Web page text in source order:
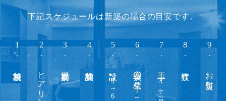
下記スケジュールは新築の場合の目安です。
1 2
ヒアリング・現地調査
3 4 5
4～6ヶ月
6
工事費の見積
7
4ヶ月～
8 9
お引渡し